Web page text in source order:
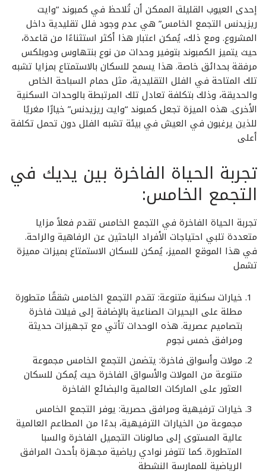
إحدى العيوب القليلة الممكن أن تُلاحظ في كمبوند “وايت
ريزيدنس التجمع الخامس” هي عدم وجود فلل تقليدية داخل
المشروع. ومع ذلك، يُمكن اعتبار هذا أكثر استثناءًا من قاعدة،
حيث يتميز الكمبوند بتوفير وحدات من نوع بنتهاوس ودوبلكس
مرفقة بحدائق خاصة. هذا يسمح للسكان بالاستمتاع بمزايا تشبه
تلك المتاحة في الفلل التقليدية، مثل حمام السباحة الخاص
والحديقة، وذلك بتكلفة تعادل تلك المرتبطة بالوحدات السكنية
الأخرى. هذه الميزة تجعل كمبوند “وايت ريزيدنس” خيارًا مغريًا
للذين يرغبون في العيش في بيئة تشبه الفلل دون تحمل تكلفة
أعلى
تجربة الحياة الفاخرة بين يديك في
التجمع الخامس:
تجربة الحياة الفاخرة في التجمع الخامس تقدم فعلاً مزايا
متعددة تلبي احتياجات الأفراد الباحثين عن الرفاهية والراحة.
في هذا الموقع المميز، يُمكن للسكان الاستمتاع بميزات مميزة
تشمل
خيارات سكنية متنوعة: تقدم التجمع الخامس شققًا متطورة
مطلة على البحيرات الصناعية بالإضافة إلى فيلات فاخرة
بتصاميم عصرية. هذه الوحدات تأتي مع تجهيزات حديثة
ومرافق خمس نجوم
مولات وأسواق فاخرة: يتضمن التجمع الخامس مجموعة
متنوعة من المولات والأسواق الفاخرة حيث يُمكن للسكان
العثور على الماركات العالمية والبضائع الفاخرة
خيارات ترفيهية ومرافق حصرية: يوفر التجمع الخامس
مجموعة من الخيارات الترفيهية، بدءًا من المطاعم العالمية
عالية المستوى إلى صالونات التجميل الفاخرة والسبا
المتطورة. كما تتوفر نوادي رياضية مجهزة بأحدث المرافق
الرياضية للممارسة النشطة